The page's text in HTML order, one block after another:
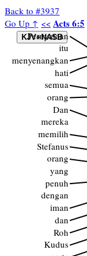
Back to #3937
Go Up ↑ << Acts 6:5
Pernyataan
itu
menyenangkan
hati
semua
orang
Dan
mereka
memilih
Stefanus
orang
yang
penuh
dengan
iman
dan
Roh
Kudus